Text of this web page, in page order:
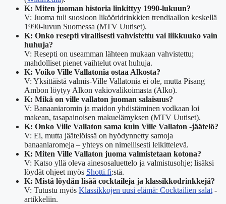
K: Miten juoman historia linkittyy 1990-lukuun?
V: Juoma tuli suosioon likööridrinkkien trendiaallon keskellä
1990-luvun Suomessa (MTV Uutiset).
K: Onko resepti virallisesti vahvistettu vai liikkuuko vain
huhuja?
V: Resepti on useamman lähteen mukaan vahvistettu;
mahdolliset pienet vaihtelut ovat huhuja.
K: Voiko Ville Vallatonia ostaa Alkosta?
V: Yksittäistä valmis-Ville Vallatonia ei ole, mutta Pisang
Ambon löytyy Alkon vakiovalikoimasta (Alko).
K: Mikä on ville vallaton juoman salaisuus?
V: Banaaniaromin ja maidon yhdistäminen vodkaan loi
makean, tasapainoisen makuelämyksen (MTV Uutiset).
K: Onko Ville Vallaton sama kuin Ville Vallaton -jäätelö?
V: Ei, mutta jäätelöissä on hyödynnetty samoja
banaaniaromeja – yhteys on nimellisesti leikittelevä.
K: Miten Ville Vallaton juoma valmistetaan kotona?
V: Katso yllä oleva ainesosaluettelo ja valmistusohje; lisäksi
löydät ohjeet myös Shotti.fi:stä.
K: Mistä löydän lisää cocktaileja ja klassikkodrinkkejä?
V: Tutustu myös Klassikkojen uusi elämä: Cocktailien salat -
artikkeliin.